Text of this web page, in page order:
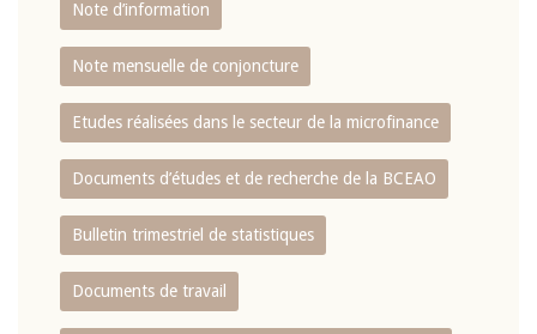
Note d’information
Note mensuelle de conjoncture
Etudes réalisées dans le secteur de la microfinance
Documents d’études et de recherche de la BCEAO
Bulletin trimestriel de statistiques
Documents de travail